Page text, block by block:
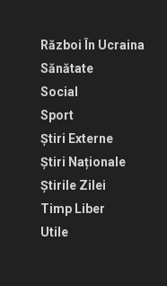
Război În Ucraina
Sănătate
Social
Sport
Știri Externe
Știri Naționale
Știrile Zilei
Timp Liber
Utile